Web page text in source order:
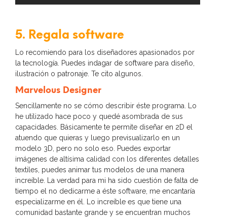
5. Regala software
Lo recomiendo para los diseñadores apasionados por
la tecnología. Puedes indagar de software para diseño,
ilustración o patronaje. Te cito algunos.
Marvelous Designer
Sencillamente no se cómo describir éste programa. Lo
he utilizado hace poco y quedé asombrada de sus
capacidades. Básicamente te permite diseñar en 2D el
atuendo que quieras y luego previsualizarlo en un
modelo 3D, pero no solo eso. Puedes exportar
imágenes de altísima calidad con los diferentes detalles
textiles, puedes animar tus modelos de una manera
increíble. La verdad para mi ha sido cuestión de falta de
tiempo el no dedicarme a éste software, me encantaría
especializarme en él. Lo increíble es que tiene una
comunidad bastante grande y se encuentran muchos